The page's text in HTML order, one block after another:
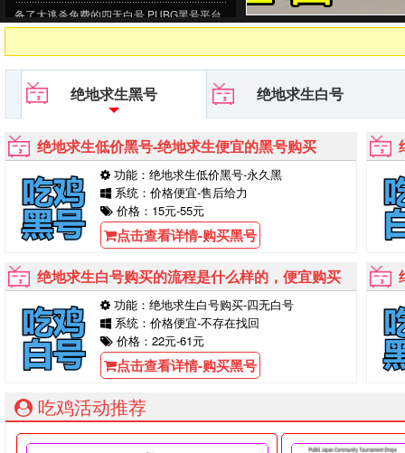
备了大逃杀免费的四无白号,PUBG黑号平台
绝地求生黑号 绝地求生白号
绝地求生低价黑号-绝地求生便宜的黑号购买
功能：绝地求生低价黑号-永久黑
系统：价格便宜-售后给力
价格：15元-55元
点击查看详情-购买黑号
绝地求生白号购买的流程是什么样的，便宜购买
功能：绝地求生白号购买-四无白号
系统：价格便宜-不存在找回
价格：22元-61元
点击查看详情-购买黑号
吃鸡活动推荐